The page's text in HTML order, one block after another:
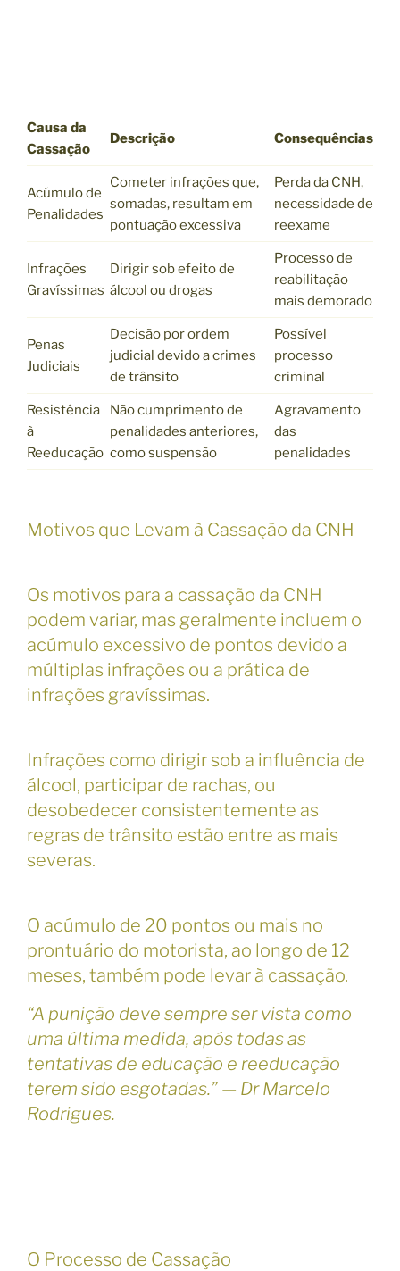
Causa da
Cassação
Descrição Consequências
Acúmulo de
Penalidades
Cometer infrações que,
somadas, resultam em
pontuação excessiva
Perda da CNH,
necessidade de
reexame
Infrações
Gravíssimas
Dirigir sob efeito de
álcool ou drogas
Processo de
reabilitação
mais demorado
Penas
Judiciais
Decisão por ordem
judicial devido a crimes
de trânsito
Possível
processo
criminal
Resistência
à
Reeducação
Não cumprimento de
penalidades anteriores,
como suspensão
Agravamento
das
penalidades
Motivos que Levam à Cassação da CNH
Os motivos para a cassação da CNH
podem variar, mas geralmente incluem o
acúmulo excessivo de pontos devido a
múltiplas infrações ou a prática de
infrações gravíssimas.
Infrações como dirigir sob a influência de
álcool, participar de rachas, ou
desobedecer consistentemente as
regras de trânsito estão entre as mais
severas.
O acúmulo de 20 pontos ou mais no
prontuário do motorista, ao longo de 12
meses, também pode levar à cassação.
“A punição deve sempre ser vista como
uma última medida, após todas as
tentativas de educação e reeducação
terem sido esgotadas.” — Dr Marcelo
Rodrigues.
O Processo de Cassação